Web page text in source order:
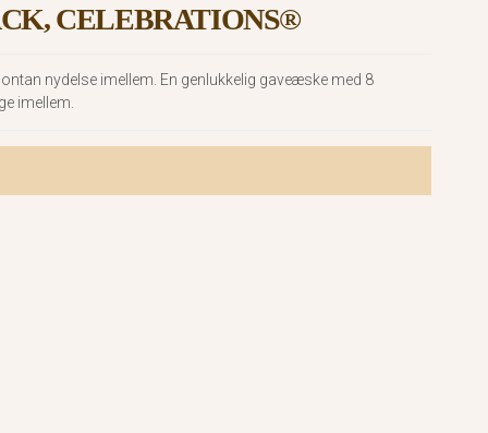
CELEBRATIONS®
nydelse imellem. En genlukkelig gaveæske med 8
imellem.